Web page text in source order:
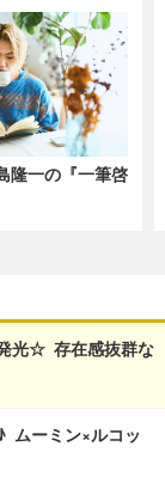
隆一の『一筆啓
光☆ 存在感抜群な
ムーミン×ルコッ